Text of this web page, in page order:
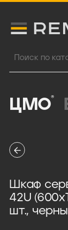
Логитип
Поиск продукции
ЦМО®
Шкаф
42U
шт.,